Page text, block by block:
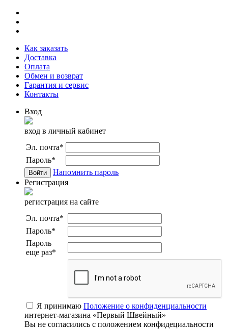
Как заказать
Доставка
Оплата
Обмен и возврат
Гарантия и сервис
Контакты
Вход
вход в личный кабинет
Эл. почта*
Пароль*
Напомнить пароль
Регистрация
регистрация на сайте
Эл. почта*
Пароль*
Пароль
еще раз*
Я принимаю Положение о конфиденциальности
интернет-магазина «Первый Швейный»
Вы не согласились с положением конфидециальности